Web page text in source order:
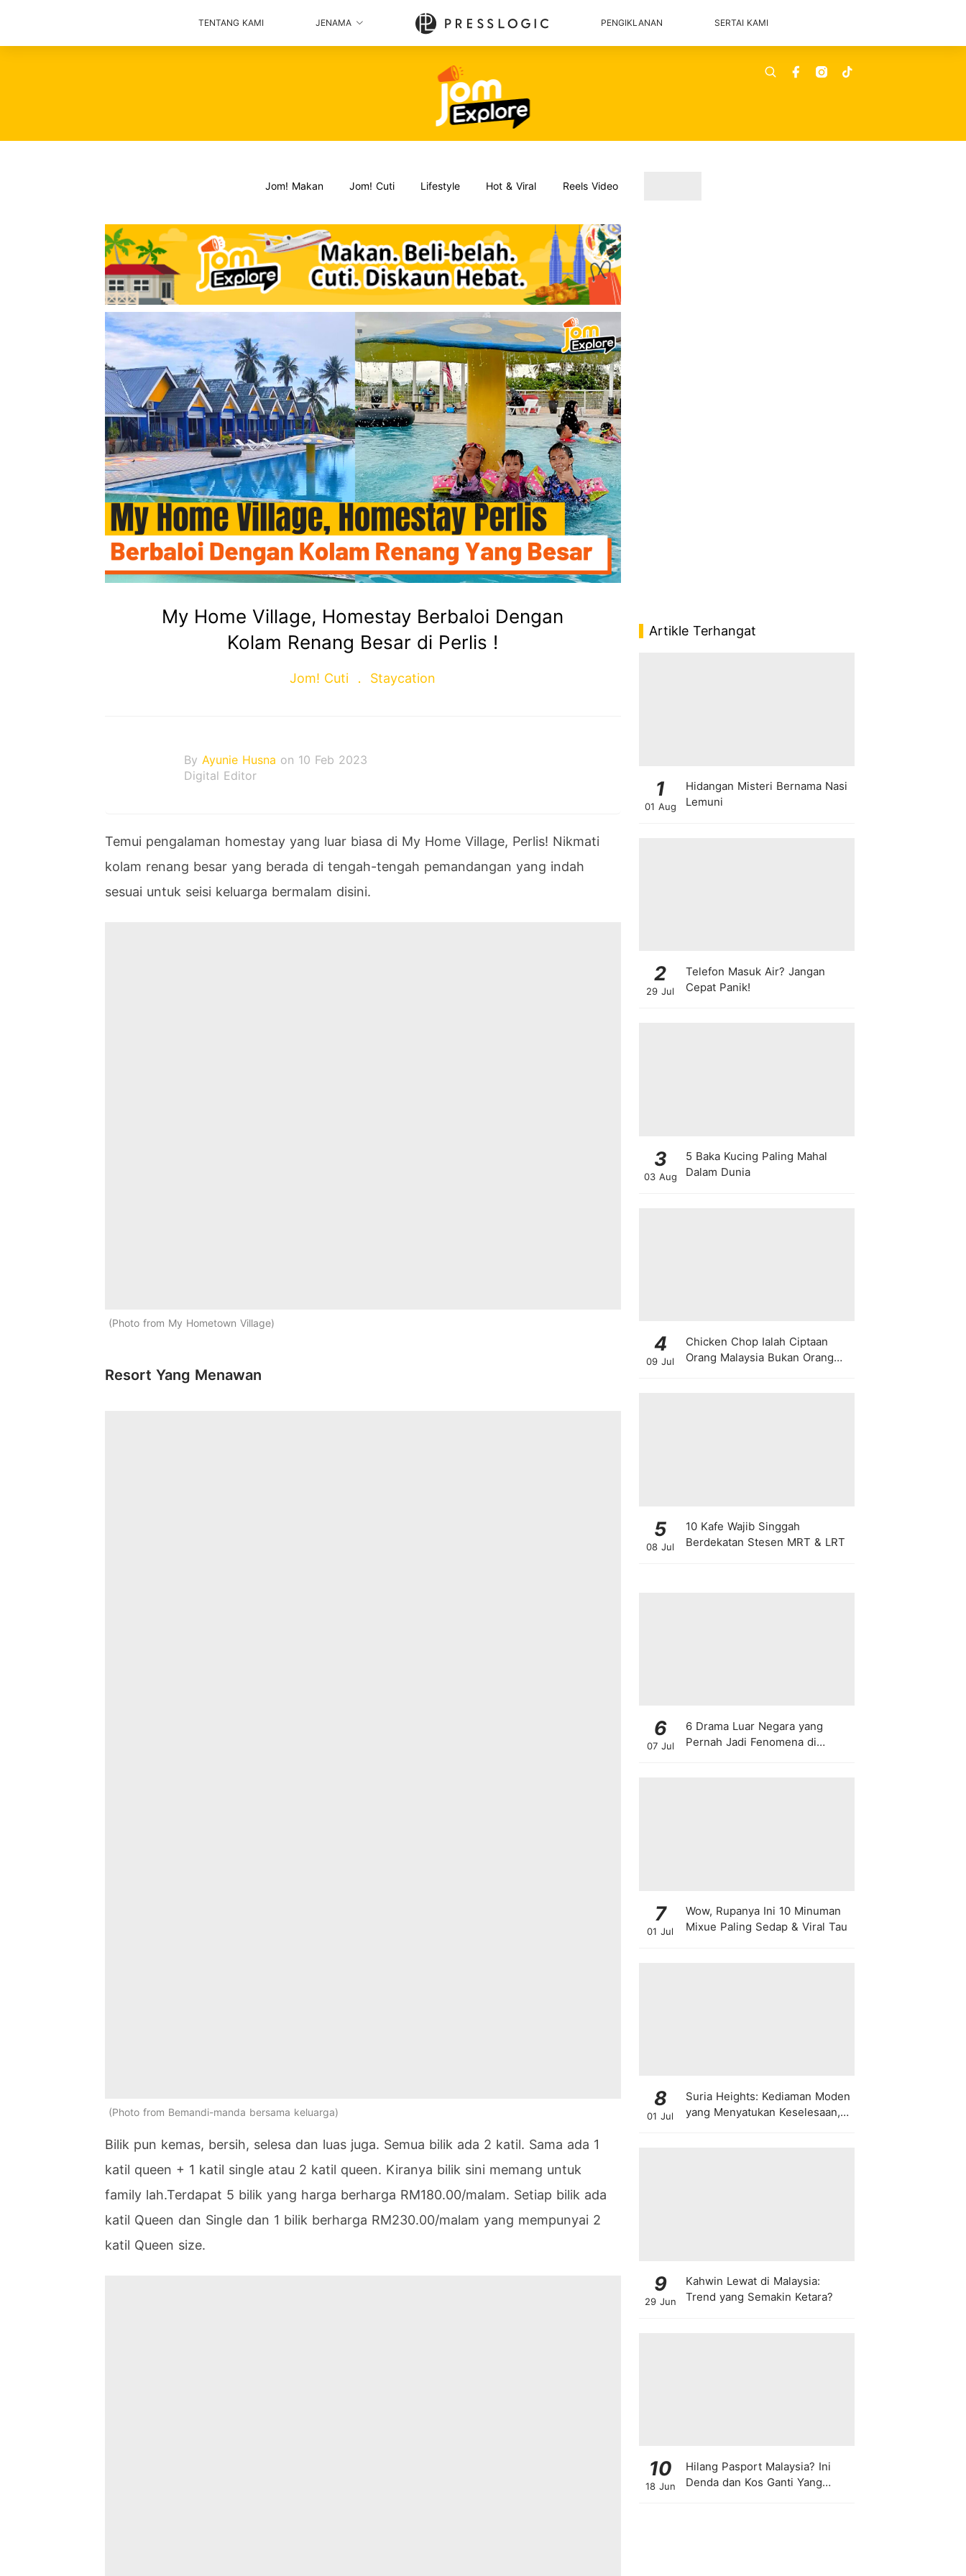
TENTANG KAMI JENAMA PENGIKLANAN SERTAI KAMI
Jom! Makan Jom! Cuti Lifestyle Hot & Viral Reels Video
My Home Village, Homestay Berbaloi Dengan
Kolam Renang Besar di Perlis !
Jom! Cuti Staycation
By Ayunie Husna on 10 Feb 2023
Digital Editor
Temui pengalaman homestayyang luarbiasa di MyHomeVillage, Perlis! Nikmati
kolam renang besaryang berada di tengah-tengah pemandangan yang indah
sesuai untuk seisi keluarga bermalam disini.
Photo from My Hometown Village
Resort Yang Menawan
Photo from Bemandi-manda bersama keluarga
Bilik pun kemas, bersih, selesa dan luas juga. Semua bilik ada 2 katil. Sama ada 1
katil queen + 1 katil single atau 2 katil queen. Kiranya bilik sini memang untuk
family lah.Terdapat 5 bilik yang harga berharga RM180.00/malam. Setiap bilik ada
katil Queen dan Single dan 1 bilik berharga RM230.00/malam yang mempunyai 2
katil Queen size.
Artikle Terhangat
1
01 Aug
Hidangan Misteri Bernama Nasi
Lemuni
2
29 Jul
Telefon Masuk Air? Jangan
Cepat Panik!
3
03 Aug
5 Baka Kucing Paling Mahal
Dalam Dunia
4
09 Jul
Chicken Chop Ialah Ciptaan
Orang Malaysia Bukan Orang
5
08 Jul
10 Kafe Wajib Singgah
Berdekatan Stesen MRT & LRT
6
07 Jul
6 Drama Luar Negara yang
Pernah Jadi Fenomena di
7
01 Jul
Wow, Rupanya Ini 10 Minuman
Mixue Paling Sedap & Viral Tau
8
01 Jul
Suria Heights: Kediaman Moden
yang Menyatukan Keselesaan,
9
29 Jun
Kahwin Lewat di Malaysia:
Trend yang Semakin Ketara?
10
18 Jun
Hilang Pasport Malaysia? Ini
Denda dan Kos Ganti Yang